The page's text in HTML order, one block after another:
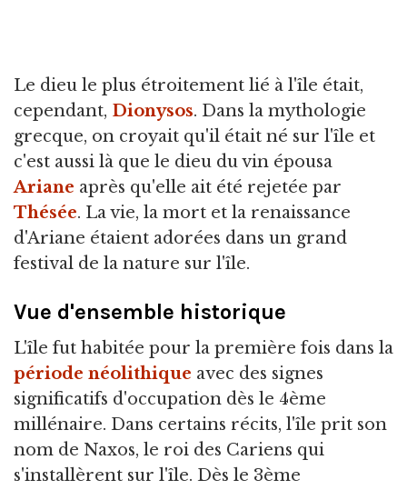
Le dieu le plus étroitement lié à l'île était,
cependant, Dionysos. Dans la mythologie
grecque, on croyait qu'il était né sur l'île et
c'est aussi là que le dieu du vin épousa
Ariane après qu'elle ait été rejetée par
Thésée. La vie, la mort et la renaissance
d'Ariane étaient adorées dans un grand
festival de la nature sur l'île.
Vue d'ensemble historique
L'île fut habitée pour la première fois dans la
période néolithique avec des signes
significatifs d'occupation dès le 4ème
millénaire. Dans certains récits, l'île prit son
nom de Naxos, le roi des Cariens qui
s'installèrent sur l'île. Dès le 3ème